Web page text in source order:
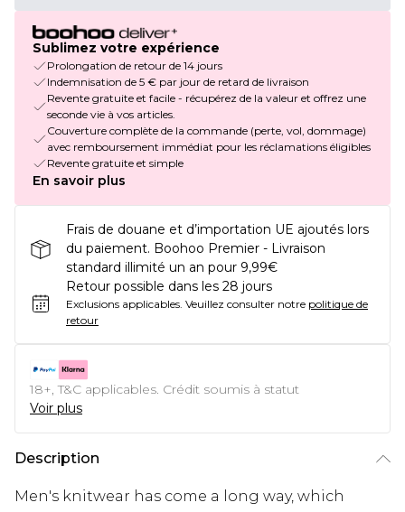
Sublimez votre expérience
Prolongation de retour de 14 jours
Indemnisation de 5 € par jour de retard de livraison
Revente gratuite et facile - récupérez de la valeur et offrez une
seconde vie à vos articles.
Couverture complète de la commande (perte, vol, dommage)
avec remboursement immédiat pour les réclamations éligibles
Revente gratuite et simple
En savoir plus
Frais de douane et d’importation UE ajoutés lors
du paiement. Boohoo Premier - Livraison
standard illimité un an pour 9,99€
Retour possible dans les 28 jours
Exclusions applicables. Veuillez consulter notre politique de
retour
18+, T&C applicables. Crédit soumis à statut
Voir plus
Description
Men's knitwear has come a long way, which